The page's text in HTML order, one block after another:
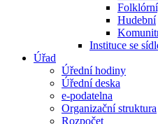
Hudební
Instituce se
Úřad
Úřední hodiny
Úřední deska
e-podatelna
Organizační struktura
Rozpočet